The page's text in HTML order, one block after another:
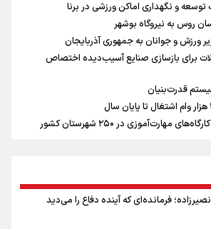
و نگهداری اماکن ورزشی در برنا
روس به نیروگاه بوشهر
ورزش و جوانان به جمهوری آذربایجان
برای بازسازی صنایع آسیب‌دیده اختصاص
قدرت‌بنیان
ایران و عمان ندارد
آب از نگرانی‌های جدی دوران جنگ است/ خطر از
فرمانده‌ای که آینده دفاع را می‌دید